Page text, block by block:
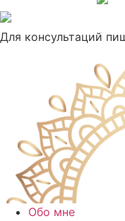
Для консультаций
Обо мне